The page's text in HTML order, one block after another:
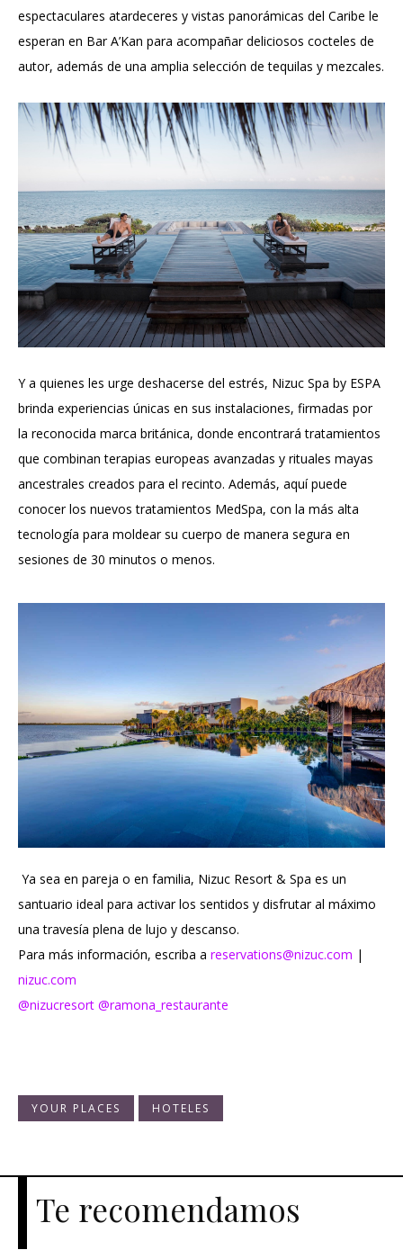
espectaculares atardeceres y vistas panorámicas del Caribe le
esperan en Bar A’Kan para acompañar deliciosos cocteles de
autor, además de una amplia selección de tequilas y mezcales.
Y a quienes les urge deshacerse del estrés, Nizuc Spa by ESPA
brinda experiencias únicas en sus instalaciones, firmadas por
la reconocida marca británica, donde encontrará tratamientos
que combinan terapias europeas avanzadas y rituales mayas
ancestrales creados para el recinto. Además, aquí puede
conocer los nuevos tratamientos MedSpa, con la más alta
tecnología para moldear su cuerpo de manera segura en
sesiones de 30 minutos o menos.
Ya sea en pareja o en familia, Nizuc Resort & Spa es un
santuario ideal para activar los sentidos y disfrutar al máximo
una travesía plena de lujo y descanso.
Para más información, escriba a reservations@nizuc.com |
nizuc.com
@nizucresort @ramona_restaurante
YOUR PLACES HOTELES
Te recomendamos